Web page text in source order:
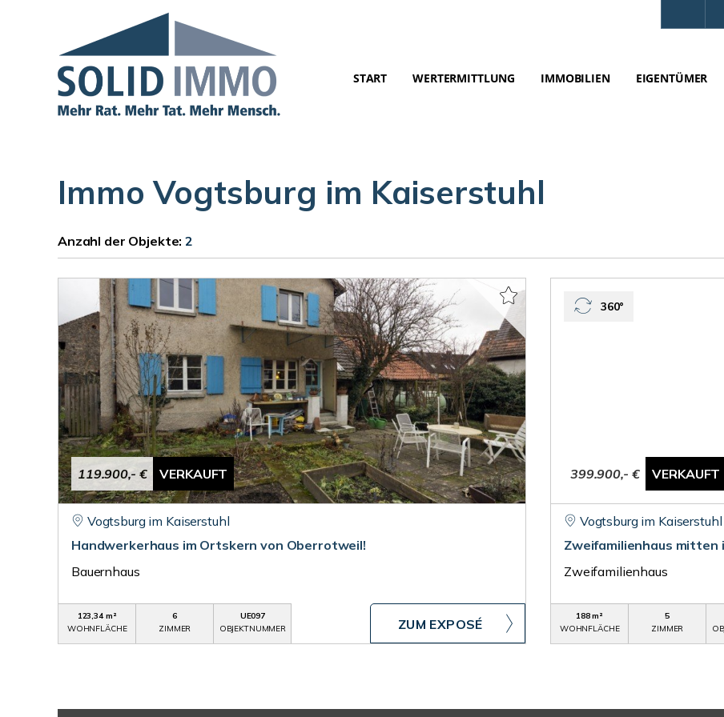
START WERTERMITTLUNG IMMOBILIEN EIGENTÜMER
Immo Vogtsburg im Kaiserstuhl
Anzahl der Objekte:2
119.900,- € VERKAUFT
Vogtsburg im Kaiserstuhl
Handwerkerhaus im Ortskern von Oberrotweil!
Bauernhaus
123,34 m²
WOHNFLÄCHE
6
ZIMMER
UE097
OBJEKTNUMMER
ZUM EXPOSÉ
399.900,- € VERKAUFT
360°
Vogtsburg im
Zweifamilienhaus mitten
Zweifamilienhaus
188 m²
WOHNFLÄCHE
5
ZIMMER